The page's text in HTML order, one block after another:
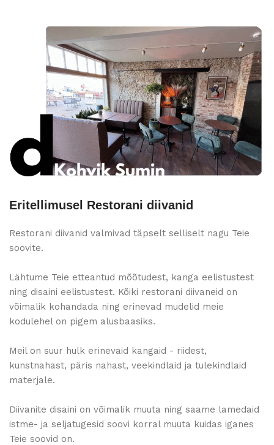
Eritellimusel Restorani diivanid
Restorani diivanid valmivad täpselt selliselt nagu Teie
soovite.
Lähtume Teie etteantud mõõtudest, kanga eelistustest
ning disaini eelistustest. Kõiki restorani diivaneid on
võimalik kohandada ning erinevad mudelid meie
kodulehel on pigem alusbaasiks.
Meil on suur hulk erinevaid kangaid - riidest,
kunstnahast, päris nahast, veekindlaid ja tulekindlaid
materjale.
Diivanite disaini on võimalik muuta ning saame lamedaid
istme- ja seljatugesid soovi korral muuta kuidas iganes
Teie soovid on.